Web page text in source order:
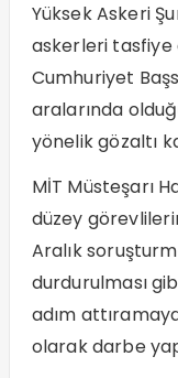
Yüksek Askeri
askerleri
Cumhuriyet
aralarında
yönelik gözaltı
MİT Müsteşarı
düzey
Aralık
durdurulması
adım
olarak darbe